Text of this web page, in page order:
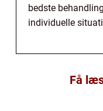
bedste
individuelle
Få